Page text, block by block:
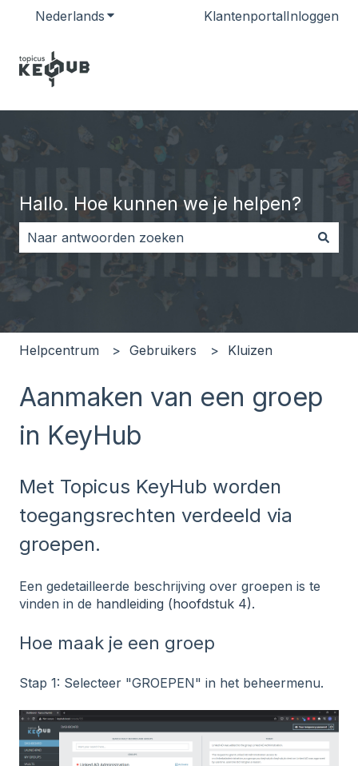
Nederlands Submenu tonen voor vertalingen
KlantenportalInloggen
Hallo. Hoe kunnen we je helpen?
Er zijn geen suggesties want het zoekveld is leeg.
Helpcentrum Gebruikers Kluizen
Aanmaken van een groep
in KeyHub
Met Topicus KeyHub worden
toegangsrechten verdeeld via
groepen.
Een gedetailleerde beschrijving over groepen is te
vinden in de handleiding (hoofdstuk 4).
Hoe maak je een groep
Stap 1: Selecteer "GROEPEN" in het beheermenu.